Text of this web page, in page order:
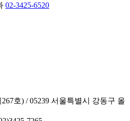
02-3425-6520
호) / 05239 서울특별시 강동구 올